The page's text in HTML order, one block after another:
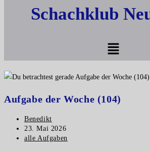
Schachklub
Menü
Aufgabe der Woche (104)
Beitrags-
Autor:
Benedikt
Beitrag
veröffentlicht:
23. Mai 2026
Beitrags-
alle Aufgaben